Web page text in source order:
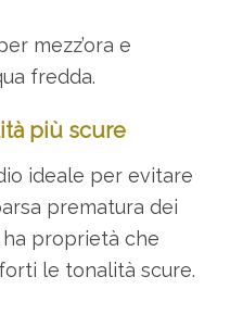
mezz’ora e
fredda.
più scure
ideale per evitare
prematura dei
proprietà che
le tonalità scure.